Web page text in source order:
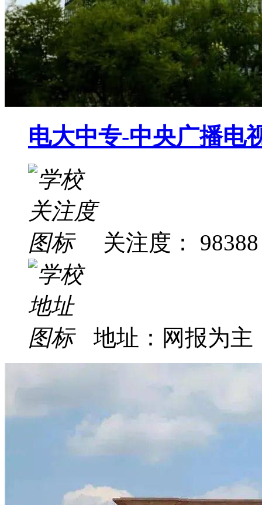
电大中专-中央广播电
关注度： 98388
地址：网报为主